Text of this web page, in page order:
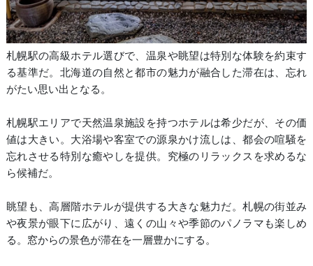
札幌駅の高級ホテル選びで、温泉や眺望は特別な体験を約束す
る基準だ。北海道の自然と都市の魅力が融合した滞在は、忘れ
がたい思い出となる。
札幌駅エリアで天然温泉施設を持つホテルは希少だが、その価
値は大きい。大浴場や客室での源泉かけ流しは、都会の喧騒を
忘れさせる特別な癒やしを提供。究極のリラックスを求めるな
ら候補だ。
眺望も、高層階ホテルが提供する大きな魅力だ。札幌の街並み
や夜景が眼下に広がり、遠くの山々や季節のパノラマも楽しめ
る。窓からの景色が滞在を一層豊かにする。